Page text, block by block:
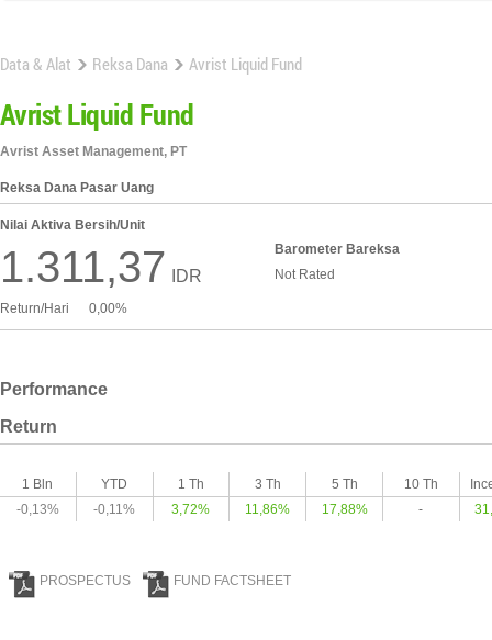
Data & Alat Reksa Dana Avrist Liquid Fund
Avrist Liquid Fund
Avrist Asset Management, PT
Reksa Dana Pasar Uang
Nilai Aktiva Bersih/Unit
1.311,37 IDR
Barometer Bareksa
Not Rated
Return/Hari 0,00%
Performance
Return
1 Bln YTD 1 Th 3 Th 5 Th 10 Th
-0,13%
-0,11% 3,72% 11,86% 17,88% -
PROSPECTUS FUND FACTSHEET